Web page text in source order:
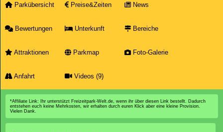
Parkübersicht Preise&Zeiten News
Bewertungen Unterkunft Bereiche
Attraktionen Parkmap Foto-Galerie
Anfahrt Videos (9)
*Affiliate Link: Ihr unterstützt Freizeitpark-Welt.de, wenn ihr über diesen Link bestellt. Dadurch
entstehen euch keine Mehrkosten, wir erhalten durch euren Klick aber eine kleine Provision.
Vielen Dank.